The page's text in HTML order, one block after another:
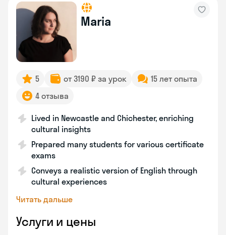
Maria
5 от 3190 ₽ за урок
15 лет опыта
4 отзыва
Lived in Newcastle and Chichester, enriching
cultural insights
Prepared many students for various certificate
exams
Conveys a realistic version of English through
cultural experiences
Читать дальше
Услуги и цены